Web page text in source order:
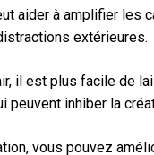
aider à amplifier les
extérieures.
il est plus facile de
peuvent inhiber la
vous pouvez